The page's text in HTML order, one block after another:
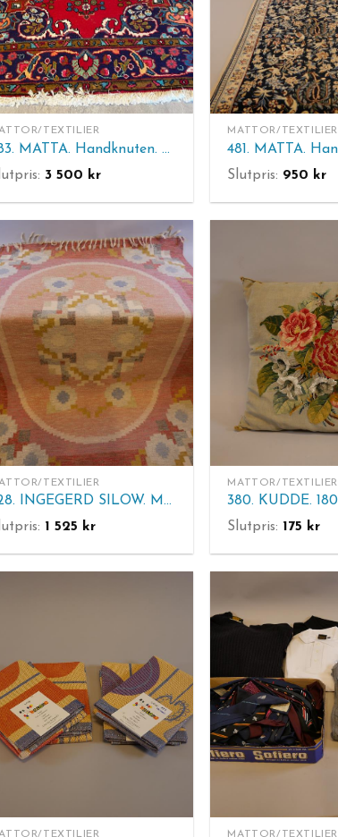
TEXTILIER
483. MATTA. Handknuten. Mått: 280 x 200 cm.
3 500 kr
MATTOR/TEXTILIER
Slutpris: 950 kr
TEXTILIER
428. INGEGERD SILOW. Matta, röllakan. 225 x 166 cm.
1 525 kr
MATTOR/TEXTILIER
Slutpris: 175 kr
TEXTILIER MATTOR/TEXTILIER